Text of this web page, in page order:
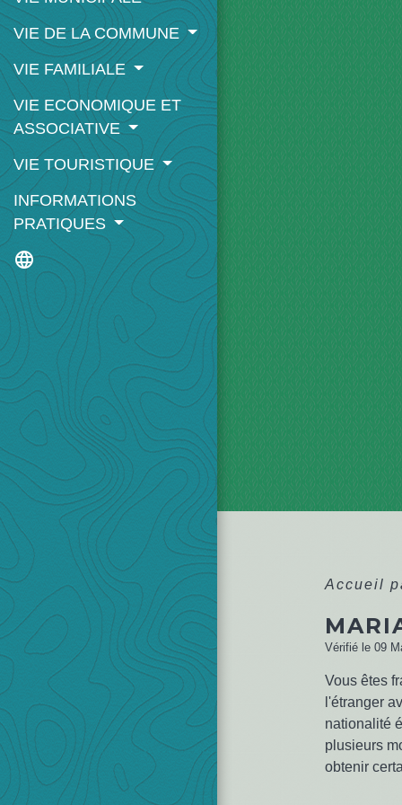
VIE DE LA COMMUNE
VIE FAMILIALE
VIE ECONOMIQUE ET
ASSOCIATIVE
VIE TOURISTIQUE
INFORMATIONS
PRATIQUES
language
Accueil
Vérifié le 09
Vous êtes
l'étranger
nationalité
plusieurs
obtenir